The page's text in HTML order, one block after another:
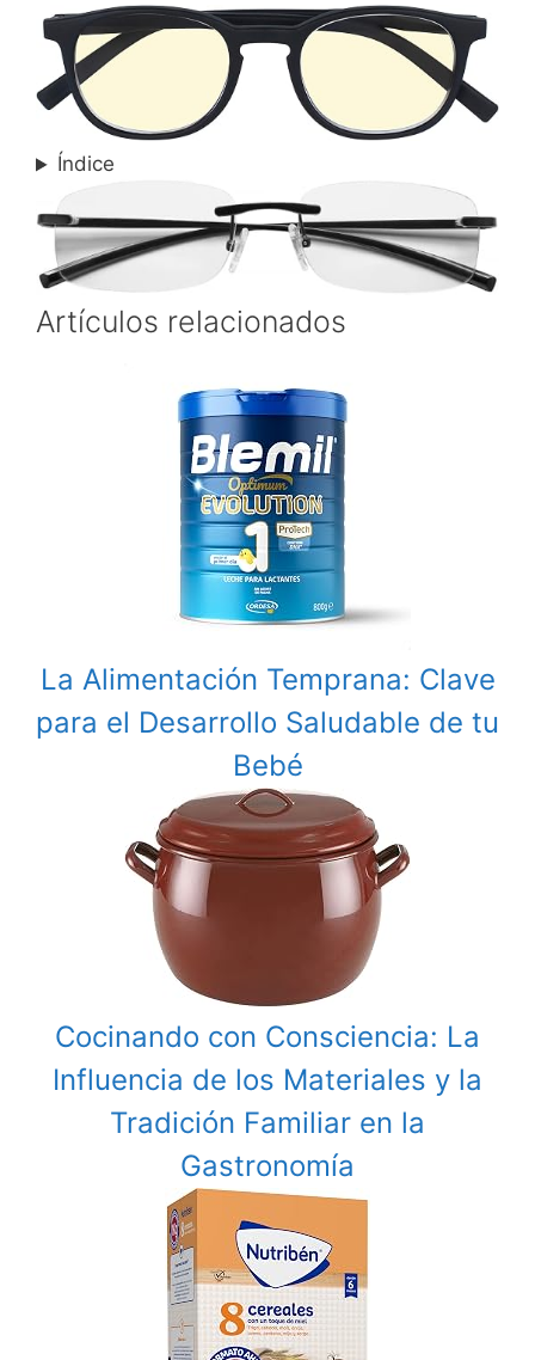
Índice
Artículos relacionados
La Alimentación Temprana: Clave
para el Desarrollo Saludable de tu
Bebé
Cocinando con Consciencia: La
Influencia de los Materiales y la
Tradición Familiar en la
Gastronomía